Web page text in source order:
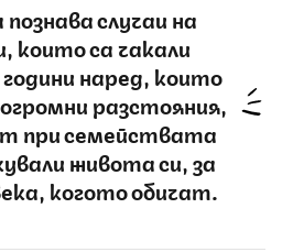
случаи на
които са чакали
наред, които
разстояния,
при семействата
живота си, за
когото обичат.